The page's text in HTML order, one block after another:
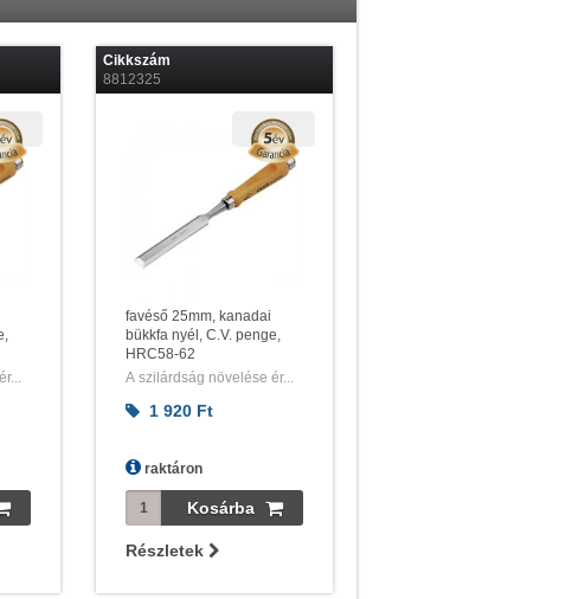
Cikkszám
8812325
favéső 25mm, kanadai
bükkfa nyél, C.V. penge,
HRC58-62
A szilárdság növelése ér...
1 920 Ft
raktáron
Részletek